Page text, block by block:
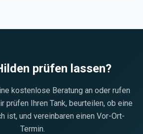
prüfen lassen?
kostenlose Beratung an oder rufen
prüfen Ihren Tank, beurteilen, ob eine
ist, und vereinbaren einen Vor-Ort-
Termin.